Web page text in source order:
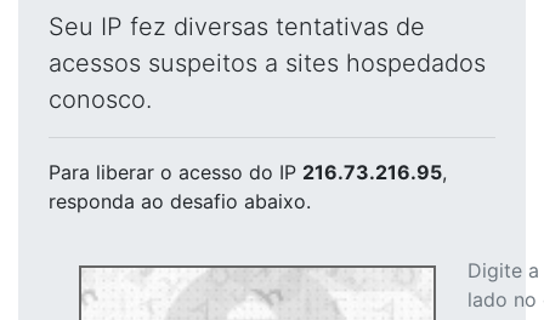
Seu IP fez diversas tentativas de
acessos suspeitos a sites hospedados
conosco.
Para liberar o acesso do IP 216.73.216.95,
responda ao desafio abaixo.
Digite
lado no